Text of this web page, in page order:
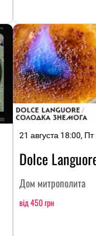
21 августа 18:00, Пт
Dolce
Дом митрополита
від 450 грн